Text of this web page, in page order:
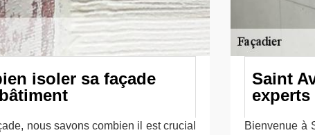
isoler sa façade
nous savons combien il est crucial
Saint
Bienvenue à